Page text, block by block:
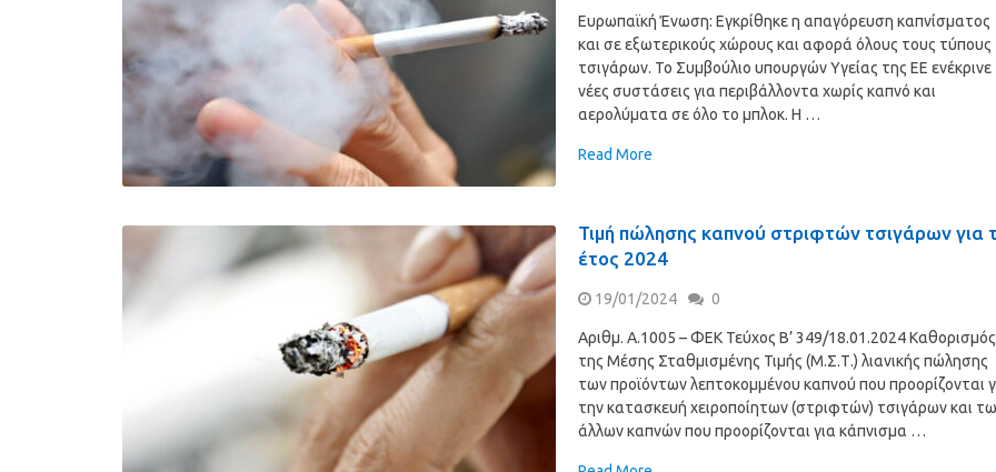
Ευρωπαϊκή Ένωση: Εγκρίθηκε η απαγόρευση καπνίσματος
και σε εξωτερικούς χώρους και αφορά όλους τους τύπους
τσιγάρων. Το Συμβούλιο υπουργών Υγείας της ΕΕ ενέκρινε
νέες συστάσεις για περιβάλλοντα χωρίς καπνό και
αερολύματα σε όλο το μπλοκ. Η …
Read More
Τιμή πώλησης καπνού στριφτών τσιγάρων για
έτος 2024
19/01/2024 0
Αριθμ. Α.1005 – ΦΕΚ Τεύχος B’ 349/18.01.2024 Καθορισμός
της Μέσης Σταθμισμένης Τιμής (Μ.Σ.Τ.) λιανικής πώλησης
των προϊόντων λεπτοκομμένου καπνού που προορίζονται
την κατασκευή χειροποίητων (στριφτών) τσιγάρων και
άλλων καπνών που προορίζονται για κάπνισμα …